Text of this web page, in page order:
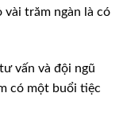
trăm ngàn là có
vấn và đội ngũ
có một buổi tiệc